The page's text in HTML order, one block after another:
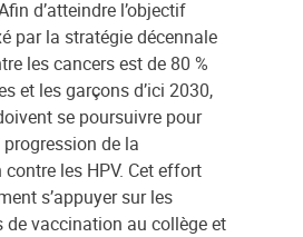
d’atteindre l’objectif
par la stratégie décennale
les cancers est de 80 %
et les garçons d’ici 2030,
se poursuivre pour
de la
les HPV. Cet effort
s’appuyer sur les
de vaccination au collège et